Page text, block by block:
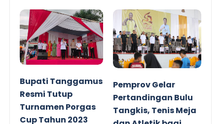
Bupati Tanggamus
Resmi Tutup
Turnamen Porgas
Cup Tahun 2023
Pemprov Gelar
Pertandingan Bulu
Tangkis, Tenis Meja